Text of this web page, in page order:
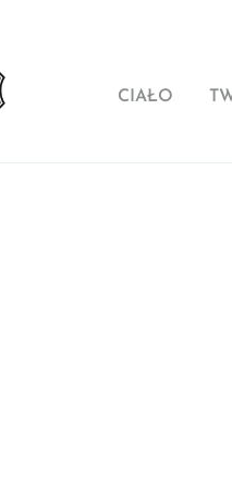
CIAŁO